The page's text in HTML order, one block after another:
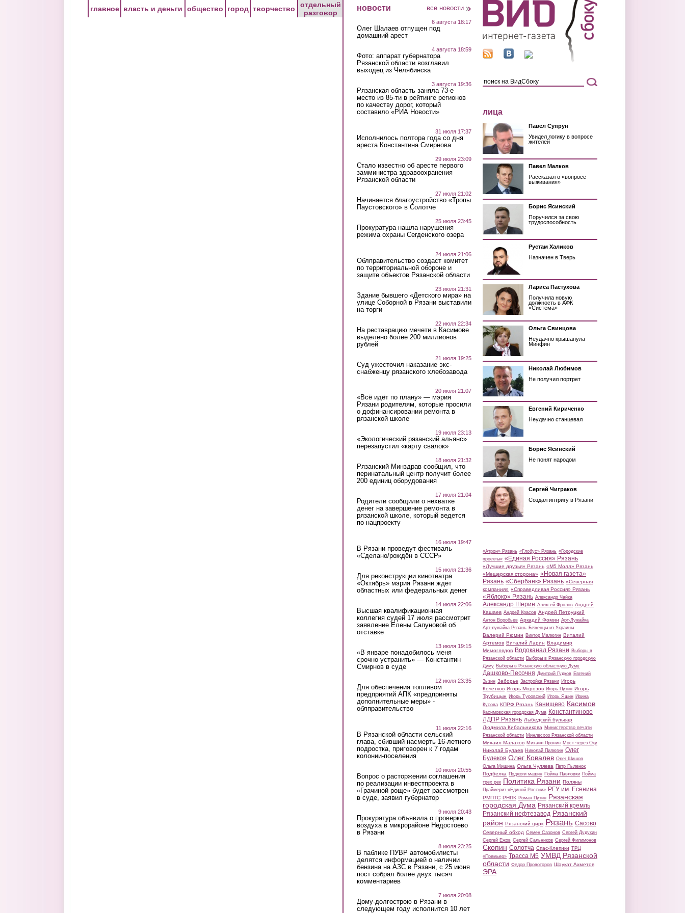
главное власть и деньги общество город творчество
отдельный
разговор
новости все новости
6 августа 18:17
Олег Шалаев отпущен под
домашний арест
4 августа 18:59
Фото: аппарат губернатора
Рязанской области возглавил
выходец из Челябинска
3 августа 19:36
Рязанская область заняла 73-е
место из 85-ти в рейтинге регионов
по качеству дорог, который
составило «РИА Новости»
31 июля 17:37
Исполнилось полтора года со дня
ареста Константина Смирнова
29 июля 23:09
Стало известно об аресте первого
замминистра здравоохранения
Рязанской области
27 июля 21:02
Начинается благоустройство «Тропы
Паустовского» в Солотче
25 июля 23:45
Прокуратура нашла нарушения
режима охраны Сегденского озера
24 июля 21:06
Облправительство создаст комитет
по территориальной обороне и
защите объектов Рязанской области
23 июля 21:31
Здание бывшего «Детского мира» на
улице Соборной в Рязани выставили
на торги
22 июля 22:34
На реставрацию мечети в Касимове
выделено более 200 миллионов
рублей
21 июля 19:25
Суд ужесточил наказание экс-
снабженцу рязанского хлебозавода
20 июля 21:07
«Всё идёт по плану» — мэрия
Рязани родителям, которые просили
о дофинансировании ремонта в
рязанской школе
19 июля 23:13
«Экологический рязанский альянс»
перезапустил «карту свалок»
18 июля 21:32
Рязанский Минздрав сообщил, что
перинатальный центр получит более
200 единиц оборудования
17 июля 21:04
Родители сообщили о нехватке
денег на завершение ремонта в
рязанской школе, который ведется
по нацпроекту
16 июля 19:47
В Рязани проведут фестиваль
«Сделано/рождён в СССР»
15 июля 21:36
Для реконструкции кинотеатра
«Октябрь» мэрия Рязани ждет
областных или федеральных денег
14 июля 22:06
Высшая квалификационная
коллегия судей 17 июля рассмотрит
заявление Елены Сапуновой об
отставке
13 июля 19:15
«В январе понадобилось меня
срочно устранить» — Константин
Смирнов в суде
12 июля 23:35
Для обеспечения топливом
предприятий АПК «предприняты
дополнительные меры» -
облправительство
11 июля 22:16
В Рязанской области сельский
глава, сбивший насмерть 16-летнего
подростка, приговорен к 7 годам
колонии-поселения
10 июля 20:55
Вопрос о расторжении соглашения
по реализации инвестпроекта в
«Грачиной роще» будет рассмотрен
в суде, заявил губернатор
9 июля 20:43
Прокуратура объявила о проверке
воздуха в микрорайоне Недостоево
в Рязани
8 июля 23:25
В паблике ПУВР автомобилисты
делятся информацией о наличии
бензина на АЗС в Рязани, с 25 июня
пост собрал более двух тысяч
комментариев
7 июля 20:08
Дому-долгострою в Рязани в
следующем году исполнится 10 лет
лица
Павел Супрун
Увидел логику в вопросе
жителей
Павел Малков
Рассказал о «вопросе
выживания»
Борис Ясинский
Поручился за свою
трудоспособность
Рустам Халиков
Назначен в Тверь
Лариса Пастухова
Получила новую
должность в АФК
«Система»
Ольга Свинцова
Неудачно крышанула
Минфин
Николай Любимов
Не получил портрет
Евгений Кириченко
Неудачно станцевал
Борис Ясинский
Не понят народом
Сергей Чиграков
Создал интригу в Рязани
«Атрон» Рязань «Глобус» Рязань «Городские
проекты» «Единая Россия» Рязань
«Лучшие друзья» Рязань «М5 Молл» Рязань
«Мещерская сторона» «Новая газета»
Рязань «Сбербанк» Рязань «Северная
компания» «Справедливая Россия» Рязань
«Яблоко» Рязань Александр Чайка
Александр Шерин Алексей Фролов Андрей
Кашаев Андрей Красов Андрей Петруцкий
Антон Воробьев Аркадий Фомин Арт-Лужайка
Арт-лужайка Рязань Беженцы из Украины
Валерий Рюмин Виктор Малюгин Виталий
Артемов Виталий Ларин Владимир
Мимоглядов Водоканал Рязани Выборы в
Рязанской области Выборы в Рязанскую городскую
Думу Выборы в Рязанскую областную Думу
Дашково-Песочня Дмитрий Гудков Евгений
Зызин Заборье Застройка Рязани Игорь
Кочетков Игорь Морозов Игорь Путин Игорь
Трубицын Игорь Туровский Игорь Яшин Ирина
Кусова КПРФ Рязань Канищево Касимов
Касимовская городская Дума Константиново
ЛДПР Рязань Лыбедский бульвар
Людмила Кибальникова Министерство печати
Рязанской области Минлесхоз Рязанской области
Михаил Малахов Михаил Пронин Мост через Оку
Николай Булаев Николай Пилюгин Олег
Булеков Олег Ковалев Олег Шишов
Ольга Мишина Ольга Чуляева Петр Пыленок
Подбелка Поджоги машин Пойма Павловки Пойма
трех рек Политика Рязани Поляны
Праймериз «Единой России» РГУ им. Есенина
РМПТС РНПК Роман Путин Рязанская
городская Дума Рязанский кремль
Рязанский нефтезавод Рязанский
район Рязанский цирк Рязань Сасово
Северный обход Семен Сазонов Сергей Дудукин
Сергей Ежов Сергей Сальников Сергей Филимонов
Скопин Солотча Спас-Клепики ТРЦ
«Премьер» Трасса М5 УМВД Рязанской
области Федор Провоторов Шаукат Ахметов
ЭРА